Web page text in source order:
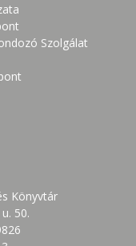
Szolgálat
Könyvtár
50.